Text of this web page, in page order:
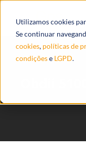
Utilizamos cookies
Se continuar
cookies, políticas de
condiçõese LGPD.
Obdii